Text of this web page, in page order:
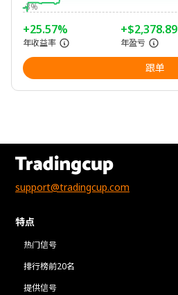
-3%
+25.57%
年收益率
+$2,378.89
年盈亏
跟单
support@tradingcup.com
特点
热门信号
排行榜前20名
提供信号